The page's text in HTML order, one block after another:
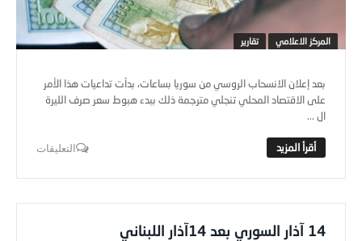
المركز الاعلامي تقارير
بعد إعلان الانسحاب الروسي من سوريا بساعات، بدأت تداعيات هذا الأمر
على الاقتصاد المحلي تنجلي مترجمة ذلك ببدء هبوط سعر صرف الليرة
ال ...
التعليقات
14 آذار السوري بعد 14آذار اللبناني